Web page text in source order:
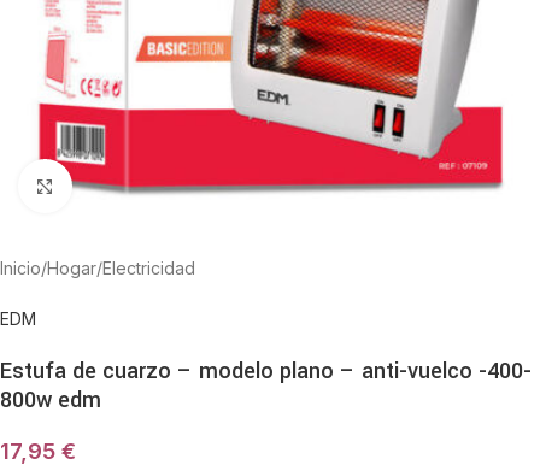
Haga Click para agrandar
Inicio/Hogar/Electricidad
EDM
Estufa de cuarzo – modelo plano – anti-vuelco -400-
800w edm
17,95 €